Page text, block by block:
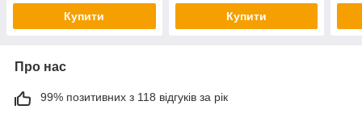
Купити Купити
Про нас
99% позитивних з 118 відгуків за рік